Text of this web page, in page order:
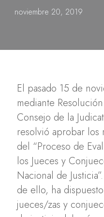
noviembre 20, 2019
El pasado 15 de
mediante
Consejo de la
resolvió aprobar los
del “Proceso de
los Jueces y
Nacional de
de ello, ha
jueces/zas y